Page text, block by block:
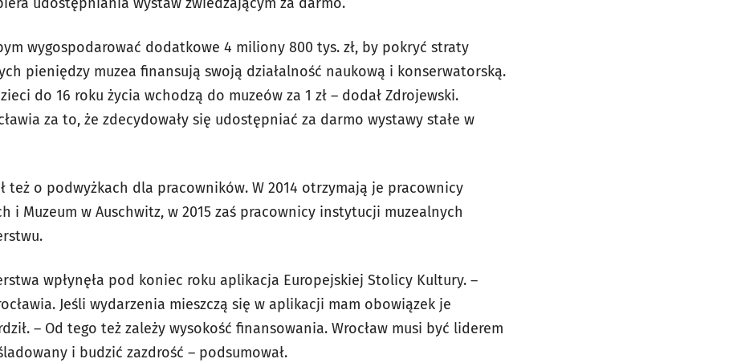
wygospodarować dodatkowe 4 miliony 800 tys. zł, by pokryć straty
pieniędzy muzea finansują swoją działalność naukową i konserwatorską.
do 16 roku życia wchodzą do muzeów za 1 zł – dodał Zdrojewski.
za to, że zdecydowały się udostępniać za darmo wystawy stałe w
też o podwyżkach dla pracowników. W 2014 otrzymają je pracownicy
i Muzeum w Auschwitz, w 2015 zaś pracownicy instytucji muzealnych
wpłynęła pod koniec roku aplikacja Europejskiej Stolicy Kultury. –
Jeśli wydarzenia mieszczą się w aplikacji mam obowiązek je
– Od tego też zależy wysokość finansowania. Wrocław musi być liderem
i budzić zazdrość – podsumował.